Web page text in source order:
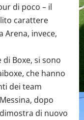
di poco – il
carattere
Arena, invece,
Boxe, si sono
che hanno
dei team
dopo
di nuovo